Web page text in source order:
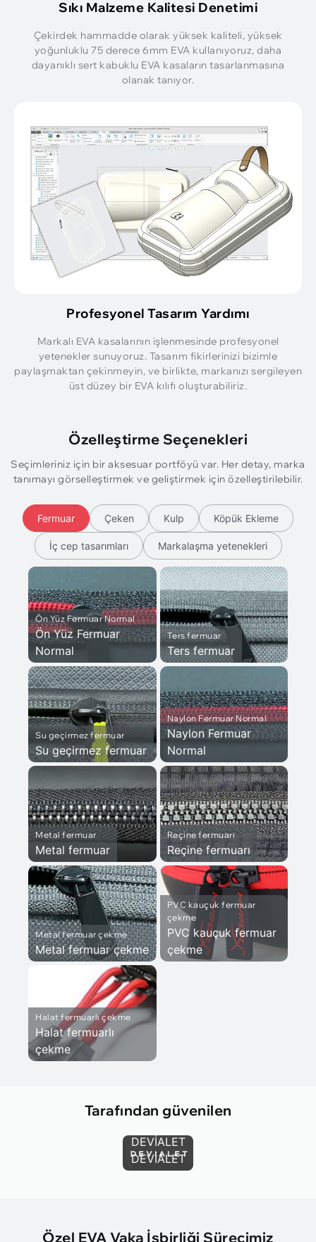
Sıkı Malzeme Kalitesi Denetimi
Çekirdek hammadde olarak yüksek kaliteli, yüksek
yoğunluklu 75 derece 6mm EVA kullanıyoruz, daha
dayanıklı sert kabuklu EVA kasaların tasarlanmasına
olanak tanıyor.
Profesyonel Tasarım Yardımı
Markalı EVA kasalarının işlenmesinde profesyonel
yetenekler sunuyoruz. Tasarım fikirlerinizi bizimle
paylaşmaktan çekinmeyin, ve birlikte, markanızı sergileyen
üst düzey bir EVA kılıfı oluşturabiliriz.
Özelleştirme Seçenekleri
Seçimleriniz için bir aksesuar portföyü var. Her detay, marka
tanımayı görselleştirmek ve geliştirmek için özelleştirilebilir.
Fermuar Çeken Kulp Köpük Ekleme
İç cep tasarımları Markalaşma yetenekleri
Ön Yüz Fermuar Normal
Ön Yüz Fermuar
Normal
Ters fermuar
Ters fermuar
Su geçirmez fermuar
Su geçirmez fermuar
Naylon Fermuar Normal
Naylon Fermuar
Normal
Metal fermuar
Metal fermuar
Reçine fermuarı
Reçine fermuarı
Metal fermuar çekme
Metal fermuar çekme
PVC kauçuk fermuar
çekme
PVC kauçuk fermuar
çekme
Halat fermuarlı çekme
Halat fermuarlı
çekme
Tarafından güvenilen
DEVİALET
DEVİALET
Özel EVA Vaka İşbirliği Sürecimiz